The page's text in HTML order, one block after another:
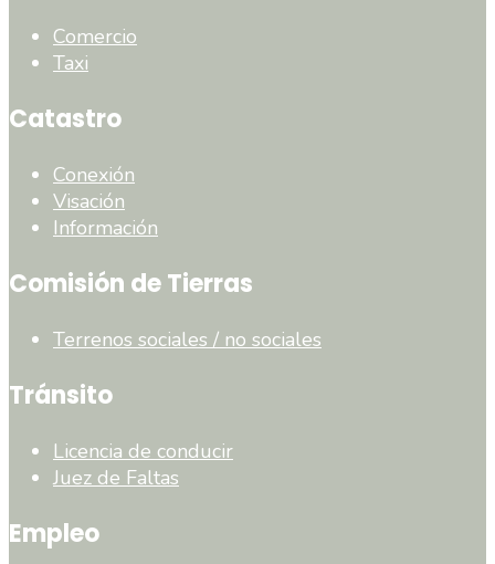
Comercio
Taxi
Catastro
Conexión
Visación
Información
Comisión de Tierras
Terrenos sociales / no sociales
Tránsito
Licencia de conducir
Juez de Faltas
Empleo